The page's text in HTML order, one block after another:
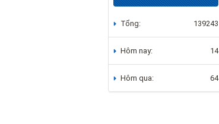
139243
Tổng:
14
Hôm nay:
64
Hôm qua: